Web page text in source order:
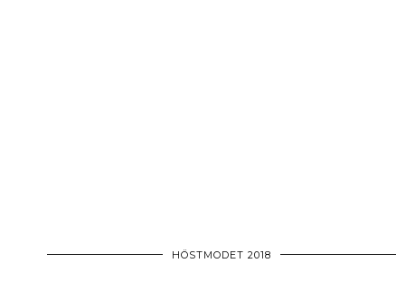
HÖSTMODET 2018